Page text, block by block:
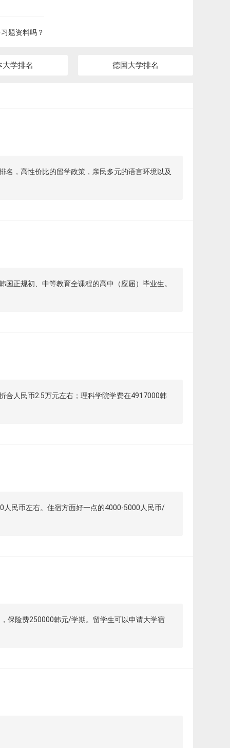
题资料吗？
大学排名 德国大学排名
名，高性价比的留学政策，亲民多元的语言环境以及
正规初、中等教育全课程的高中（应届）毕业生。
合人民币2.5万元左右；理科学院学费在4917000韩
人民币左右。住宿方面好一点的4000-5000人民币/
保险费250000韩元/学期。留学生可以申请大学宿